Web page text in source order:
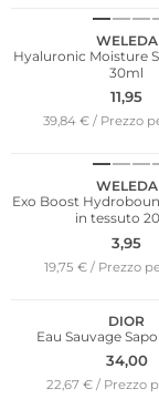
WELEDA
Hyaluronic Moisture
30ml
11,95
39,84 € / Prezzo
WELEDA
Exo Boost
in tessuto
3,95
19,75 € / Prezzo
DIOR
Eau Sauvage
34,00
22,67 € / Prezzo